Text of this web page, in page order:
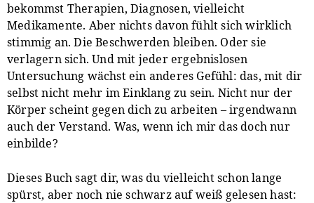
bekommst Therapien, Diagnosen, vielleicht
Medikamente. Aber nichts davon fühlt sich wirklich
stimmig an. Die Beschwerden bleiben. Oder sie
verlagern sich. Und mit jeder ergebnislosen
Untersuchung wächst ein anderes Gefühl: das, mit dir
selbst nicht mehr im Einklang zu sein. Nicht nur der
Körper scheint gegen dich zu arbeiten – irgendwann
auch der Verstand. Was, wenn ich mir das doch nur
einbilde?
Dieses Buch sagt dir, was du vielleicht schon lange
spürst, aber noch nie schwarz auf weiß gelesen hast: